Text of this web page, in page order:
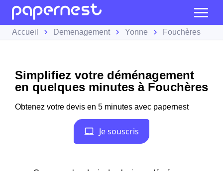
Accueil Demenagement Yonne Fouchères